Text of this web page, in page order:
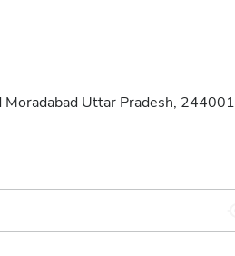
Uttar Pradesh, 244001